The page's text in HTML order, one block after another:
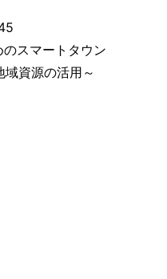
スマートタウン
域資源の活用～